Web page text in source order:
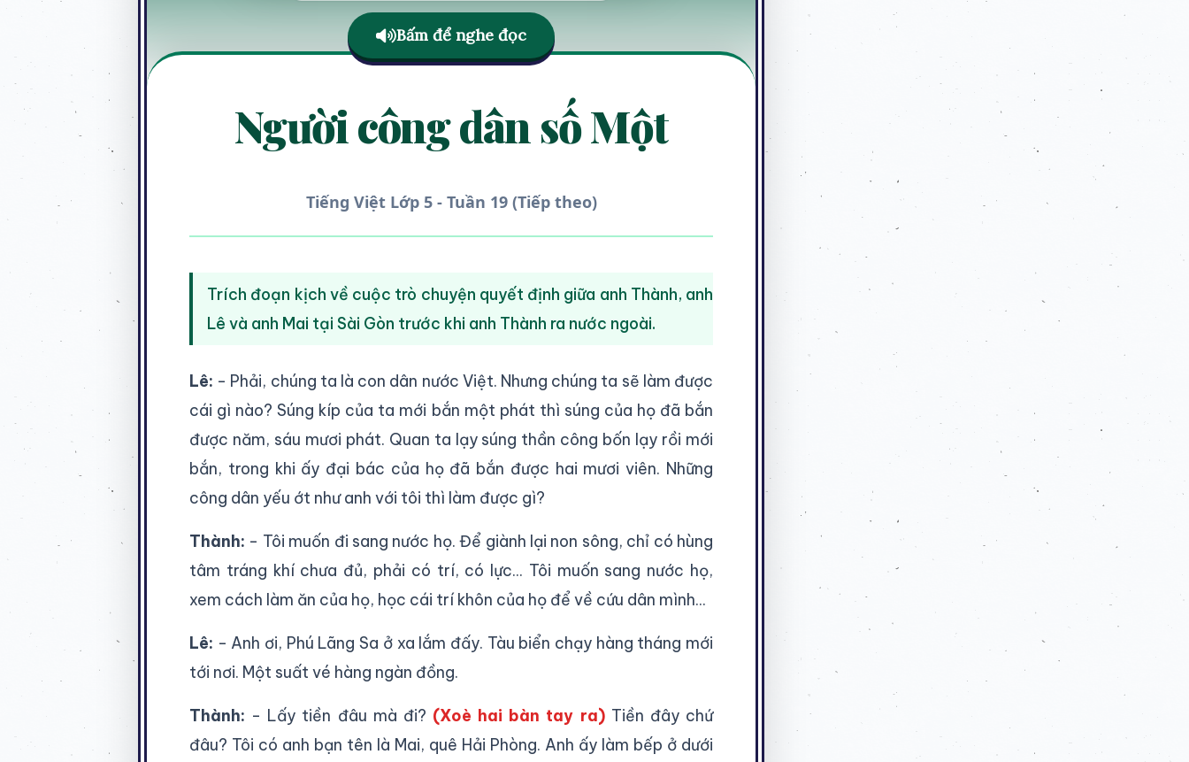
Bấm để nghe đọc
Người công dân số Một
Tiếng Việt Lớp 5 - Tuần 19 (Tiếp theo)
Trích đoạn kịch về cuộc trò chuyện quyết định giữa anh Thành, anh
Lê và anh Mai tại Sài Gòn trước khi anh Thành ra nước ngoài.
Lê: - Phải, chúng ta là con dân nước Việt. Nhưng chúng ta sẽ làm được
cái gì nào? Súng kíp của ta mới bắn một phát thì súng của họ đã bắn
được năm, sáu mươi phát. Quan ta lạy súng thần công bốn lạy rồi mới
bắn, trong khi ấy đại bác của họ đã bắn được hai mươi viên. Những
công dân yếu ớt như anh với tôi thì làm được gì?
Thành: - Tôi muốn đi sang nước họ. Để giành lại non sông, chỉ có hùng
tâm tráng khí chưa đủ, phải có trí, có lực... Tôi muốn sang nước họ,
xem cách làm ăn của họ, học cái trí khôn của họ để về cứu dân mình...
Lê: - Anh ơi, Phú Lãng Sa ở xa lắm đấy. Tàu biển chạy hàng tháng mới
tới nơi. Một suất vé hàng ngàn đồng.
Thành: - Lấy tiền đâu mà đi? (Xoè hai bàn tay ra)Tiền đây chứ
đâu? Tôi có anh bạn tên là Mai, quê Hải Phòng. Anh ấy làm bếp ở dưới